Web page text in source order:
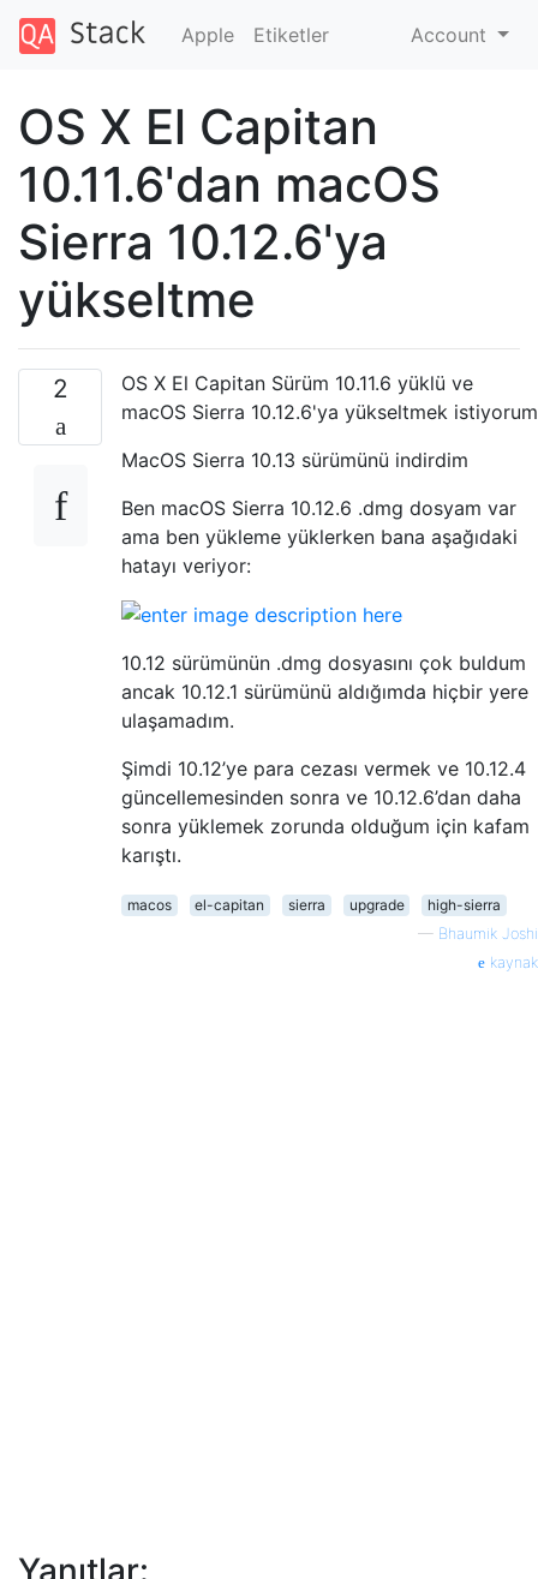
Apple Etiketler Account
OS X El Capitan
10.11.6'dan macOS
Sierra 10.12.6'ya
yükseltme
2
OS X El Capitan Sürüm 10.11.6 yüklü ve
macOS Sierra 10.12.6'ya yükseltmek istiyorum
MacOS Sierra 10.13 sürümünü indirdim
Ben macOS Sierra 10.12.6 .dmg dosyam var
ama ben yükleme yüklerken bana aşağıdaki
hatayı veriyor:
10.12 sürümünün .dmg dosyasını çok buldum
ancak 10.12.1 sürümünü aldığımda hiçbir yere
ulaşamadım.
Şimdi 10.12’ye para cezası vermek ve 10.12.4
güncellemesinden sonra ve 10.12.6’dan daha
sonra yüklemek zorunda olduğum için kafam
karıştı.
macos el-capitan sierra upgrade
high-sierra
— Bhaumik Joshi
kaynak
Yanıtlar: